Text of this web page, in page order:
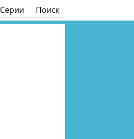
Серии Поиск